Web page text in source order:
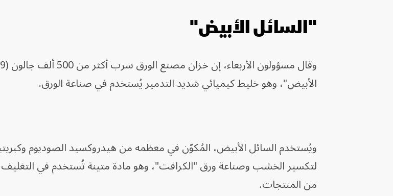
"السائل الأبيض"
الأبيض"، وهو خليط كيميائي شديد التدمير يُستخدم في صناعة الورق.
ويُستخدم السائل الأبيض، المُكوّن في معظمه من هيدروكسيد الصوديوم
لتكسير الخشب وصناعة ورق "الكرافت"، وهو مادة متينة تُستخدم في
من المنتجات.